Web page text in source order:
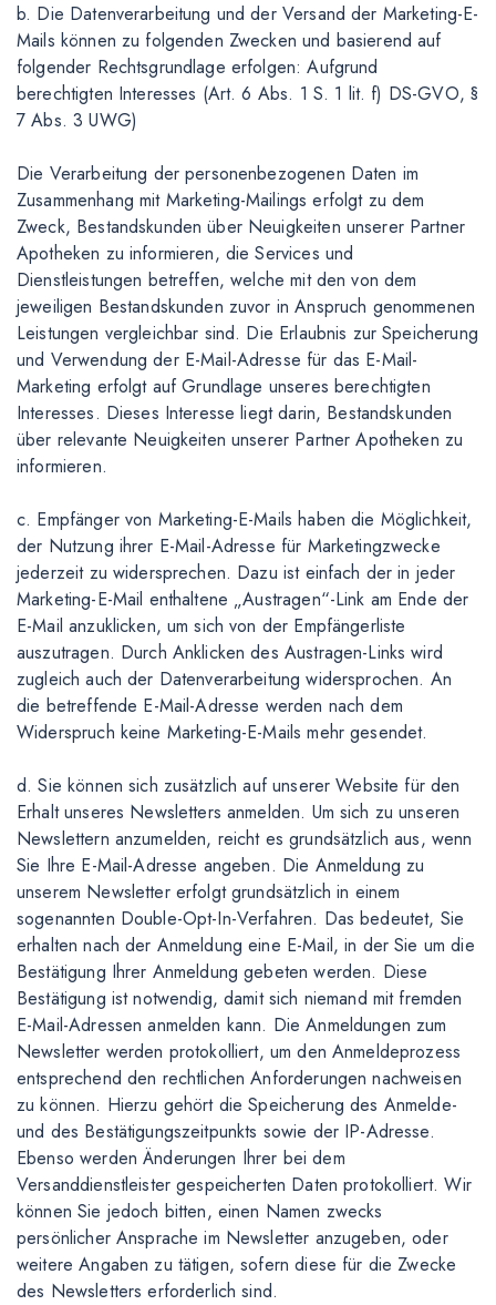
b. Die Datenverarbeitung und der Versand der Marketing-E-
Mails können zu folgenden Zwecken und basierend auf
folgender Rechtsgrundlage erfolgen: Aufgrund
berechtigten Interesses (Art. 6 Abs. 1 S. 1 lit. f) DS-GVO, §
7 Abs. 3 UWG)
Die Verarbeitung der personenbezogenen Daten im
Zusammenhang mit Marketing-Mailings erfolgt zu dem
Zweck, Bestandskunden über Neuigkeiten unserer Partner
Apotheken zu informieren, die Services und
Dienstleistungen betreffen, welche mit den von dem
jeweiligen Bestandskunden zuvor in Anspruch genommenen
Leistungen vergleichbar sind. Die Erlaubnis zur Speicherung
und Verwendung der E-Mail-Adresse für das E-Mail-
Marketing erfolgt auf Grundlage unseres berechtigten
Interesses. Dieses Interesse liegt darin, Bestandskunden
über relevante Neuigkeiten unserer Partner Apotheken zu
informieren.
c. Empfänger von Marketing-E-Mails haben die Möglichkeit,
der Nutzung ihrer E-Mail-Adresse für Marketingzwecke
jederzeit zu widersprechen. Dazu ist einfach der in jeder
Marketing-E-Mail enthaltene „Austragen“-Link am Ende der
E-Mail anzuklicken, um sich von der Empfängerliste
auszutragen. Durch Anklicken des Austragen-Links wird
zugleich auch der Datenverarbeitung widersprochen. An
die betreffende E-Mail-Adresse werden nach dem
Widerspruch keine Marketing-E-Mails mehr gesendet.
d. Sie können sich zusätzlich auf unserer Website für den
Erhalt unseres Newsletters anmelden. Um sich zu unseren
Newslettern anzumelden, reicht es grundsätzlich aus, wenn
Sie Ihre E-Mail-Adresse angeben. Die Anmeldung zu
unserem Newsletter erfolgt grundsätzlich in einem
sogenannten Double-Opt-In-Verfahren. Das bedeutet, Sie
erhalten nach der Anmeldung eine E-Mail, in der Sie um die
Bestätigung Ihrer Anmeldung gebeten werden. Diese
Bestätigung ist notwendig, damit sich niemand mit fremden
E-Mail-Adressen anmelden kann. Die Anmeldungen zum
Newsletter werden protokolliert, um den Anmeldeprozess
entsprechend den rechtlichen Anforderungen nachweisen
zu können. Hierzu gehört die Speicherung des Anmelde-
und des Bestätigungszeitpunkts sowie der IP-Adresse.
Ebenso werden Änderungen Ihrer bei dem
Versanddienstleister gespeicherten Daten protokolliert. Wir
können Sie jedoch bitten, einen Namen zwecks
persönlicher Ansprache im Newsletter anzugeben, oder
weitere Angaben zu tätigen, sofern diese für die Zwecke
des Newsletters erforderlich sind.